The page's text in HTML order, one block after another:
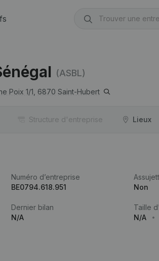
(ASBL)
Poix 1/1, 6870 Saint-Hubert
Structure d'entreprise Lieux
Numéro d’entreprise
BE0794.618.951
Non
Dernier bilan
N/A
Taille
N/A